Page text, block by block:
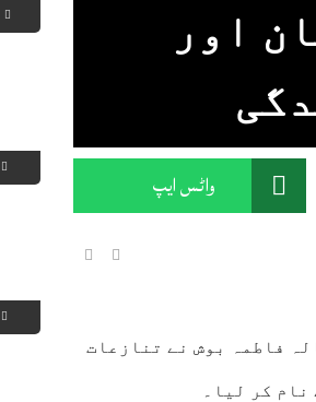
اور
واٹس ایپ
یونیورس کے فائنل میں میکسیکو کی 25 سالہ فاطمہ بوش نے تنازعات